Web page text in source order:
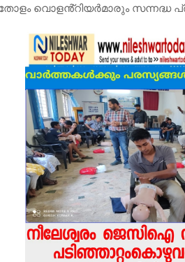
വൊളൻ്റിയർമാരും സന്നദ്ധ